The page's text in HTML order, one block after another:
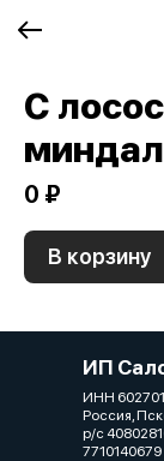
С
0 ₽
В корзину
ИП
ИНН
Россия,
р/с
7710140679